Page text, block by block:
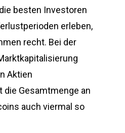
besten Investoren
erleben,
recht. Bei der
Aktien
die Gesamtmenge an
auch viermal so